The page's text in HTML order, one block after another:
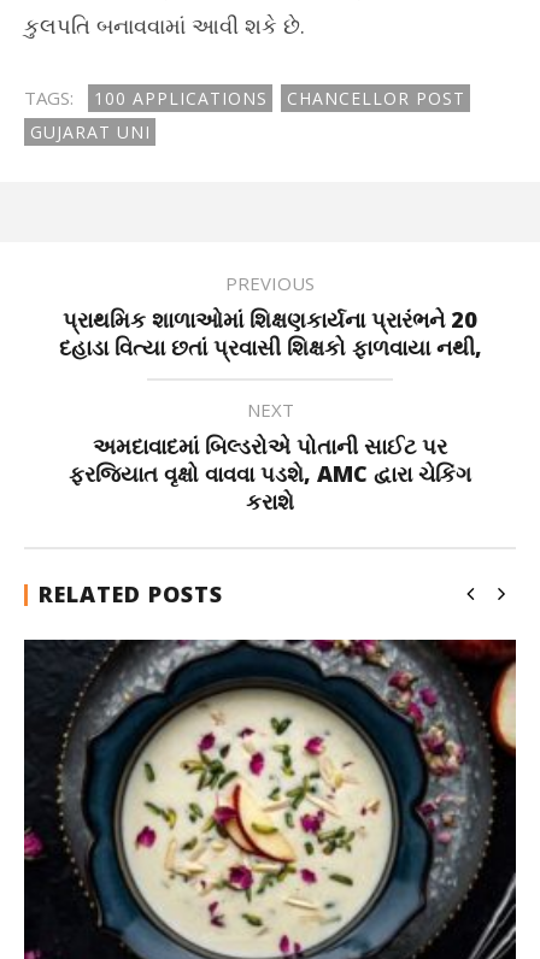
કુલપતિ બનાવવામાં આવી શકે છે.
TAGS: 100 APPLICATIONS
CHANCELLOR POST
GUJARAT UNI
PREVIOUS
પ્રાથમિક શાળાઓમાં શિક્ષણકાર્યના પ્રારંભને 20
દહાડા વિત્યા છતાં પ્રવાસી શિક્ષકો ફાળવાયા નથી,
NEXT
અમદાવાદમાં બિલ્ડરોએ પોતાની સાઈટ પર
ફરજિયાત વૃક્ષો વાવવા પડશે, AMC દ્વારા ચેકિંગ
કરાશે
RELATED POSTS